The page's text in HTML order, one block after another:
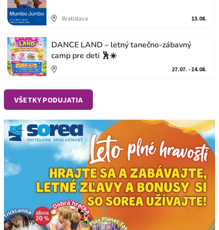
Bratislava 13.08.
DANCE LAND – letný tanečno-zábavný
camp pre deti 🕺☀️
27.07. - 14.08.
VŠETKY PODUJATIA